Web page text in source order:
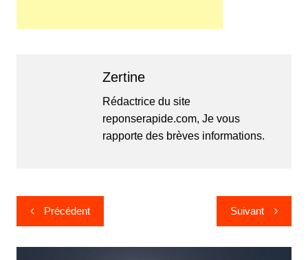
Zertine
Rédactrice du site
reponserapide.com, Je vous
rapporte des brèves informations.
Navigation
de
l’article
Précédent Suivant